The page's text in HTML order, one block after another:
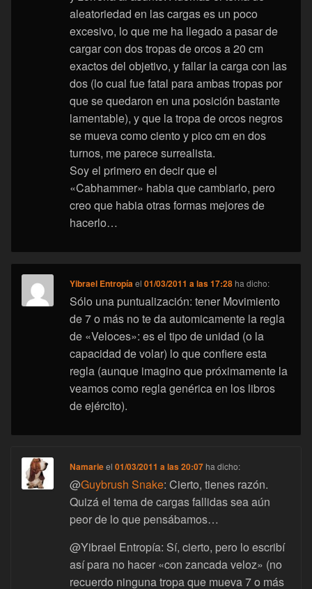
aleatoriedad en las cargas es un poco
excesivo, lo que me ha llegado a pasar de
cargar con dos tropas de orcos a 20 cm
exactos del objetivo, y fallar la carga con las
dos (lo cual fue fatal para ambas tropas por
que se quedaron en una posición bastante
lamentable), y que la tropa de orcos negros
se mueva como ciento y pico cm en dos
turnos, me parece surrealista.
Soy el primero en decir que el
«Cabhammer» habia que cambiarlo, pero
creo que habia otras formas mejores de
hacerlo…
Yibrael Entropíael01/03/2011 a las 17:28 ha dicho:
Sólo una puntualización: tener Movimiento
de 7 o más no te da automicamente la regla
de «Veloces»: es el tipo de unidad (o la
capacidad de volar) lo que confiere esta
regla (aunque imagino que próximamente la
veamos como regla genérica en los libros
de ejército).
Namarieel01/03/2011 a las 20:07 ha dicho:
@Guybrush Snake: Cierto, tienes razón.
Quizá el tema de cargas fallidas sea aún
peor de lo que pensábamos…
@Yibrael Entropía: Sí, cierto, pero lo escribí
así para no hacer «con zancada veloz» (no
recuerdo ninguna tropa que mueva 7 o más